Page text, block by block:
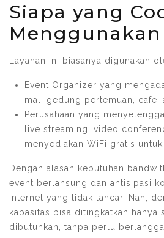
Siapa yang
Menggunakan
Layanan ini biasanya digunakan
Event Organizer yang
mal, gedung pertemuan, cafe,
Perusahaan yang
live streaming, video
menyediakan WiFi gratis untuk
Dengan alasan kebutuhan
event berlansung dan antisipasi
internet yang tidak lancar. Nah,
kapasitas bisa ditingkatkan hanya
dibutuhkan, tanpa perlu